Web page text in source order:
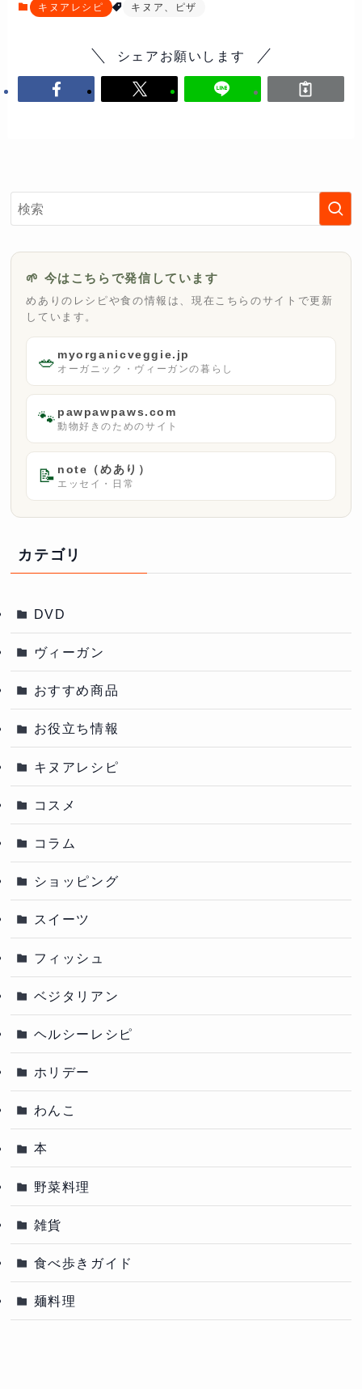
キヌアレシピ キヌア、ピザ
シェアお願いします
🌱 今はこちらで発信しています
めありのレシピや食の情報は、現在こちらのサイトで更新
しています。
🥗 myorganicveggie.jp
オーガニック・ヴィーガンの暮らし
🐾pawpawpaws.com
動物好きのためのサイト
📝 note（めあり）
エッセイ・日常
カテゴリ
DVD
ヴィーガン
おすすめ商品
お役立ち情報
キヌアレシピ
コスメ
コラム
ショッピング
スイーツ
フィッシュ
ベジタリアン
ヘルシーレシピ
ホリデー
わんこ
本
野菜料理
雑貨
食べ歩きガイド
麺料理